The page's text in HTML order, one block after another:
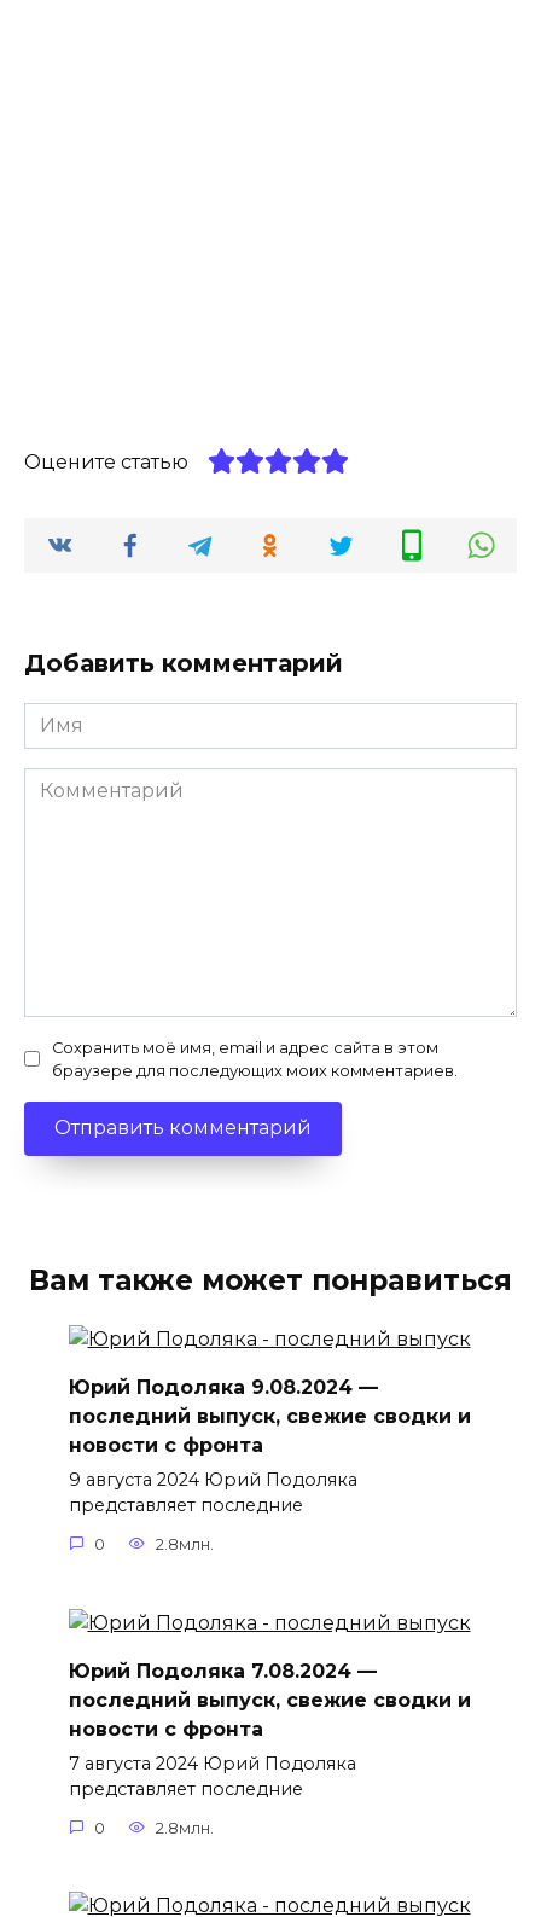
Оцените статью
Добавить комментарий
Имя
*
Комментарий
Сохранить моё имя, email и адрес сайта в этом
браузере для последующих моих комментариев.
Вам также может понравиться
Юрий Подоляка 9.08.2024 —
последний выпуск, свежие сводки и
новости с фронта
9 августа 2024 Юрий Подоляка
представляет последние
0 2.8млн.
Юрий Подоляка 7.08.2024 —
последний выпуск, свежие сводки и
новости с фронта
7 августа 2024 Юрий Подоляка
представляет последние
0 2.8млн.